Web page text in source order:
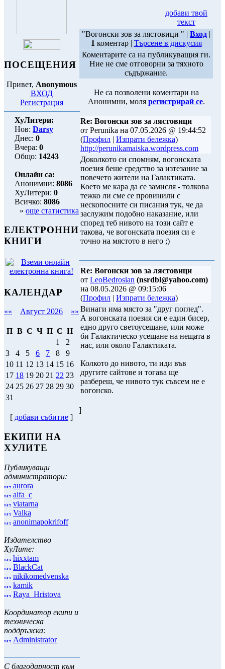
ПОСЕЩЕНИЯ
Привет, Anonymous
ВХОД
Регистрация
ХуЛитери:
Нов: Darsy
Днес: 0
Вчера: 0
Общо: 14243
Онлайн са:
Анонимни: 8086
ХуЛитери: 0
Всичко: 8086
» още статистика
ЕЛЕКТРОННИ
КНИГИ
КАЛЕНДАР
«« Август 2026 »»
П В С Ч П С Н
1
2
3
4 5 6 7 8
9
10 11 12 13 14 15 16
17 18 19 20 21 22 23
24 25 26 27 28 29 30
31
[ добави събитие ]
ЕКИПИ НА
ХУЛИТЕ
Публикуващи
администратори:
aurora
alfa_c
viatarna
Valka
anonimapokrifoff
Издателство
ХуЛите:
hixxtam
BlackCat
nikikomedvenska
kamik
Raya_Hristova
Координатор екипи и
техническа
поддръжка:
Administrator
С благодарност към
добави твой
текст
"Вогонски зов за лястовици " | Вход |
1 коментар | Търсене в дискусия
Коментарите са на публикуващия ги.
Ние не сме отговорни за тяхното
съдържание.
Не са позволени коментари на
Анонимни, моля регистрирай се.
Re: Вогонски зов за лястовици
от Perunika на 07.05.2026 @ 19:44:52
(Профил | Изпрати бележка)
http://perunikamaiska.wordpress.com
Доколкото си спомням, вогонската
поезия беше средство за изтезание за
повечето жители на Галактиката.
Което ме кара да се замисля - толкова
тежко ли сме се провинили с
нескопосните си писания тук, че да
заслужим подобно наказание, или
според теб нивото на този сайт е
такова, че вогонската поезия си е
точно на мястото в него ;)
Re: Вогонски зов за лястовици
от LeoBedrosian (nsrdbl@yahoo.com)
на 08.05.2026 @ 09:15:06
(Профил | Изпрати бележка)
Винаги има място за "друг поглед".
А вогонската поезия си е един бисер,
едно друго светоусещане, или може
би Галактическо усещане на нещата в
нас, или около Галактиката.
Колкото до нивото, ти иди във
другите сайтове и тогава ще
разбереш, че нивото тук съвсем не е
вогонско.
]